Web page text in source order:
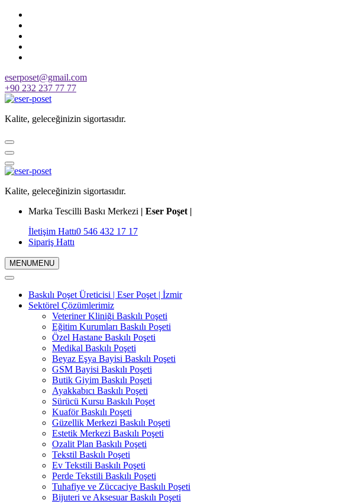
Skip
content
eserposet@gmail.com
+90 232 237 77 77
Kalite, geleceğinizin sigortasıdır.
Kalite, geleceğinizin sigortasıdır.
Marka Tescilli Baskı Merkezi | Eser Poşet |
İletişim Hattı0 546 432 17 17
Sipariş Hattı
MENUMENU
Baskılı Poşet Üreticisi | Eser Poşet | İzmir
Sektörel Çözümlerimiz
Veteriner Kliniği Baskılı Poşeti
Eğitim Kurumları Baskılı Poşeti
Özel Hastane Baskılı Poşeti
Medikal Baskılı Poşeti
Beyaz Eşya Bayisi Baskılı Poşeti
GSM Bayisi Baskılı Poşeti
Butik Giyim Baskılı Poşeti
Ayakkabıcı Baskılı Poşeti
Sürücü Kursu Baskılı Poşet
Kuaför Baskılı Poşeti
Güzellik Merkezi Baskılı Poşeti
Estetik Merkezi Baskılı Poşeti
Ozalit Plan Baskılı Poşeti
Tekstil Baskılı Poşeti
Ev Tekstili Baskılı Poşeti
Perde Tekstili Baskılı Poşeti
Tuhafiye ve Züccaciye Baskılı Poşeti
Bijuteri ve Aksesuar Baskılı Poşeti